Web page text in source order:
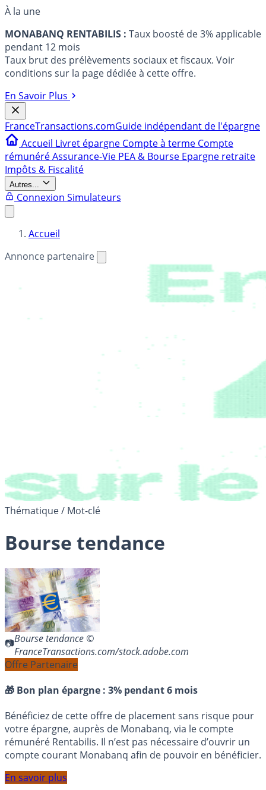
À la une
MONABANQ RENTABILIS : Taux boosté de 3% applicable
pendant 12 mois
Taux brut des prélèvements sociaux et fiscaux. Voir
conditions sur la page dédiée à cette offre.
En Savoir Plus
FranceTransactions.comGuide indépendant de l'épargne
Accueil Livret épargne Compte à terme Compte
rémunéréAssurance-Vie PEA & Bourse Epargne retraite
Impôts & Fiscalité
Autres...
Connexion Simulateurs
Accueil
Annonce partenaire
Thématique / Mot-clé
Bourse tendance
Bourse tendance ©
FranceTransactions.com/stock.adobe.com
Offre Partenaire
🎁 Bon plan épargne : 3% pendant 6 mois
Bénéficiez de cette offre de placement sans risque pour
votre épargne, auprès de Monabanq, via le compte
rémunéré Rentabilis. Il n’est pas nécessaire d’ouvrir un
compte courant Monabanq afin de pouvoir en bénéficier.
En savoir plus